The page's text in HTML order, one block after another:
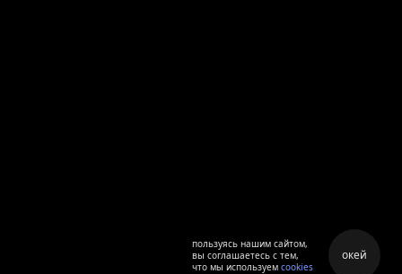
пользуясь нашим сайтом,
вы соглашаетесь с тем,
что мы используем cookies
окей